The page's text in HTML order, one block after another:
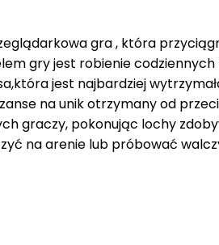
gra , która
gry jest robienie
jest najbardziej
na unik otrzymany od
graczy, pokonując lochy
na arenie lub próbować